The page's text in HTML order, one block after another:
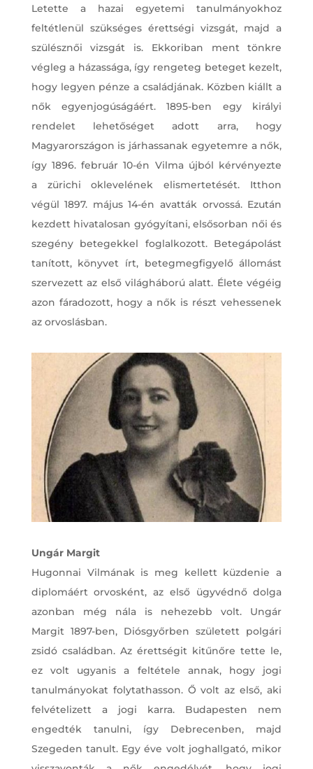
Letette a hazai egyetemi tanulmányokhoz
feltétlenül szükséges érettségi vizsgát, majd a
szülésznői vizsgát is. Ekkoriban ment tönkre
végleg a házassága, így rengeteg beteget kezelt,
hogy legyen pénze a családjának. Közben kiállt a
nők egyenjogúságáért. 1895-ben egy királyi
rendelet lehetőséget adott arra, hogy
Magyarországon is járhassanak egyetemre a nők,
így 1896. február 10-én Vilma újból kérvényezte
a zürichi oklevelének elismertetését. Itthon
végül 1897. május 14-én avatták orvossá. Ezután
kezdett hivatalosan gyógyítani, elsősorban női és
szegény betegekkel foglalkozott. Betegápolást
tanított, könyvet írt, betegmegfigyelő állomást
szervezett az első világháború alatt. Élete végéig
azon fáradozott, hogy a nők is részt vehessenek
az orvoslásban.
Ungár Margit
Hugonnai Vilmának is meg kellett küzdenie a
diplomáért orvosként, az első ügyvédnő dolga
azonban még nála is nehezebb volt. Ungár
Margit 1897-ben, Diósgyőrben született polgári
zsidó családban. Az érettségit kitűnőre tette le,
ez volt ugyanis a feltétele annak, hogy jogi
tanulmányokat folytathasson. Ő volt az első, aki
felvételizett a jogi karra. Budapesten nem
engedték tanulni, így Debrecenben, majd
Szegeden tanult. Egy éve volt joghallgató, mikor